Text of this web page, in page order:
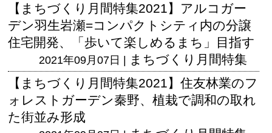
【まちづくり月間特集2021】アルコガー
デン羽生岩瀬=コンパクトシティ内の分譲
住宅開発、「歩いて楽しめるまち」目指す
2021年09月07日 | まちづくり月間特集
【まちづくり月間特集2021】住友林業のフ
ォレストガーデン秦野、植栽で調和の取れ
た街並み形成